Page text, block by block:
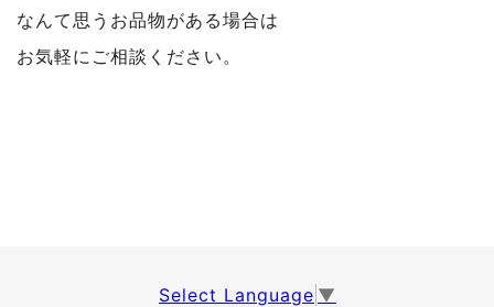
なんて思うお品物がある場合は
お気軽にご相談ください。
Select Language ▼